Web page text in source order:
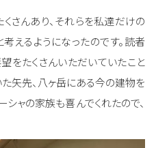
さんあり、それらを私達だけの
えるようになったのです。読者
をたくさんいただいていたこと
矢先、八ヶ岳にある今の建物を
シャの家族も喜んでくれたので、